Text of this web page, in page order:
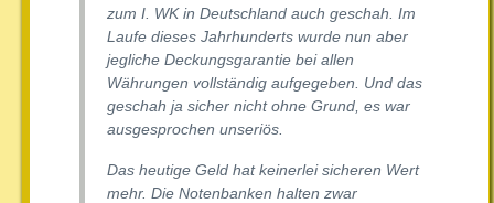
zum I. WK in Deutschland auch geschah. Im
Laufe dieses Jahrhunderts wurde nun aber
jegliche Deckungsgarantie bei allen
Währungen vollständig aufgegeben. Und das
geschah ja sicher nicht ohne Grund, es war
ausgesprochen unseriös.
Das heutige Geld hat keinerlei sicheren Wert
mehr. Die Notenbanken halten zwar